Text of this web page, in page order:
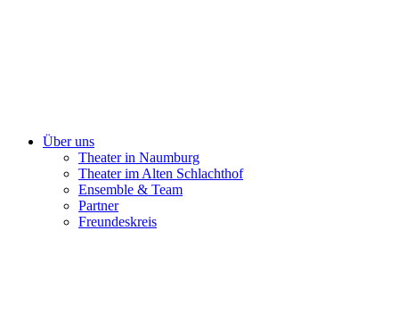
Über uns
Theater in Naumburg
Theater im Alten Schlachthof
Ensemble & Team
Partner
Freundeskreis